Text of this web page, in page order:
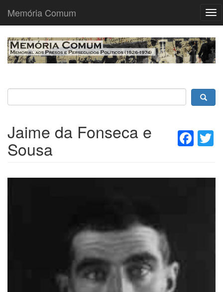
Passar
para
Memória Comum
Jaime da Fonseca e
Sousa